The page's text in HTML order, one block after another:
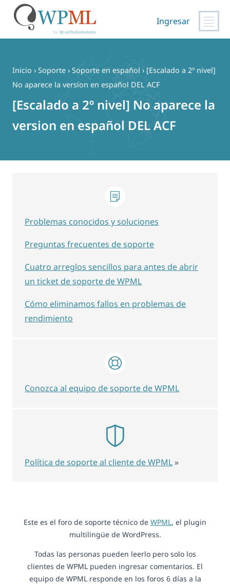
contenido
Ingresar
Inicio › Soporte › Soporte en español › [Escalado a 2º nivel]
No aparece la version en español DEL ACF
[Escalado a 2º nivel] No aparece la
version en español DEL ACF
Este es el foro de soporte técnico de WPML, el plugin
multilingüe de WordPress.
Todas las personas pueden leerlo pero solo los
clientes de WPML pueden ingresar comentarios. El
equipo de WPML responde en los foros 6 días a la
Problemas conocidos y soluciones
Preguntas frecuentes de soporte
Cuatro arreglos sencillos para antes de abrir
un ticket de soporte de WPML
Cómo eliminamos fallos en problemas de
rendimiento
Conozca al equipo de soporte de WPML
Política de soporte al cliente de WPML »